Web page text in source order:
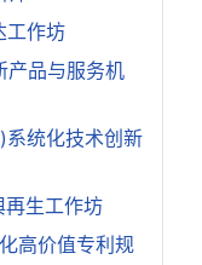
作坊
品与服务机
统化技术创新
生工作坊
高价值专利规